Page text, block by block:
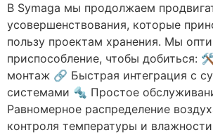
В Symaga мы продолжаем
усовершенствования, которые
пользу проектам хранения. Мы
приспособление, чтобы добиться:
монтаж 🔗 Быстрая интеграция с
системами 🔩 Простое
Равномерное распределение
контроля температуры и